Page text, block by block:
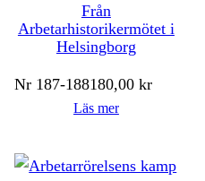
Från
Arbetarhistorikermötet i
Helsingborg
Nr 187-188180,00kr
Läs mer